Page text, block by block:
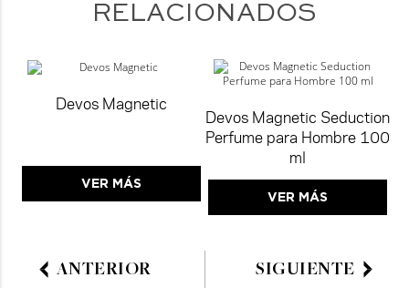
RELACIONADOS
Devos Magnetic
VER MÁS
Devos Magnetic Seduction
Perfume para Hombre 100
ml
VER MÁS
ANTERIOR SIGUIENTE